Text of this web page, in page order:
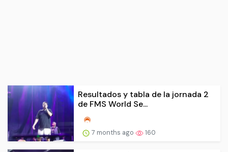
Resultados y tabla de la jornada 2
de FMS World Se...
7 months ago 160